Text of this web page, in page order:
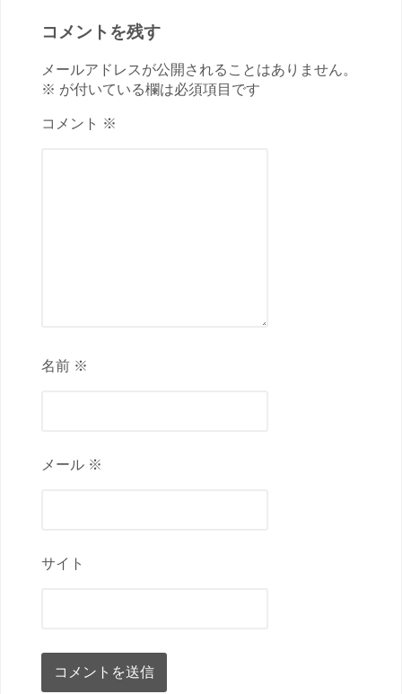
コメントを残す
メールアドレスが公開されることはありません。
※ が付いている欄は必須項目です
コメント ※
名前 ※
メール ※
サイト